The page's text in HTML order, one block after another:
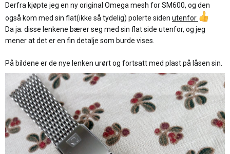
Derfra kjøpte jeg en ny original Omega mesh for SM600, og den
også kom med sin flat(ikke så tydelig) polerte siden utenfor
Da ja: disse lenkene bærer seg med sin flat side utenfor, og jeg
mener at det er en fin detalje som burde vises.
På bildene er de nye lenken urørt og fortsatt med plast på låsen sin.